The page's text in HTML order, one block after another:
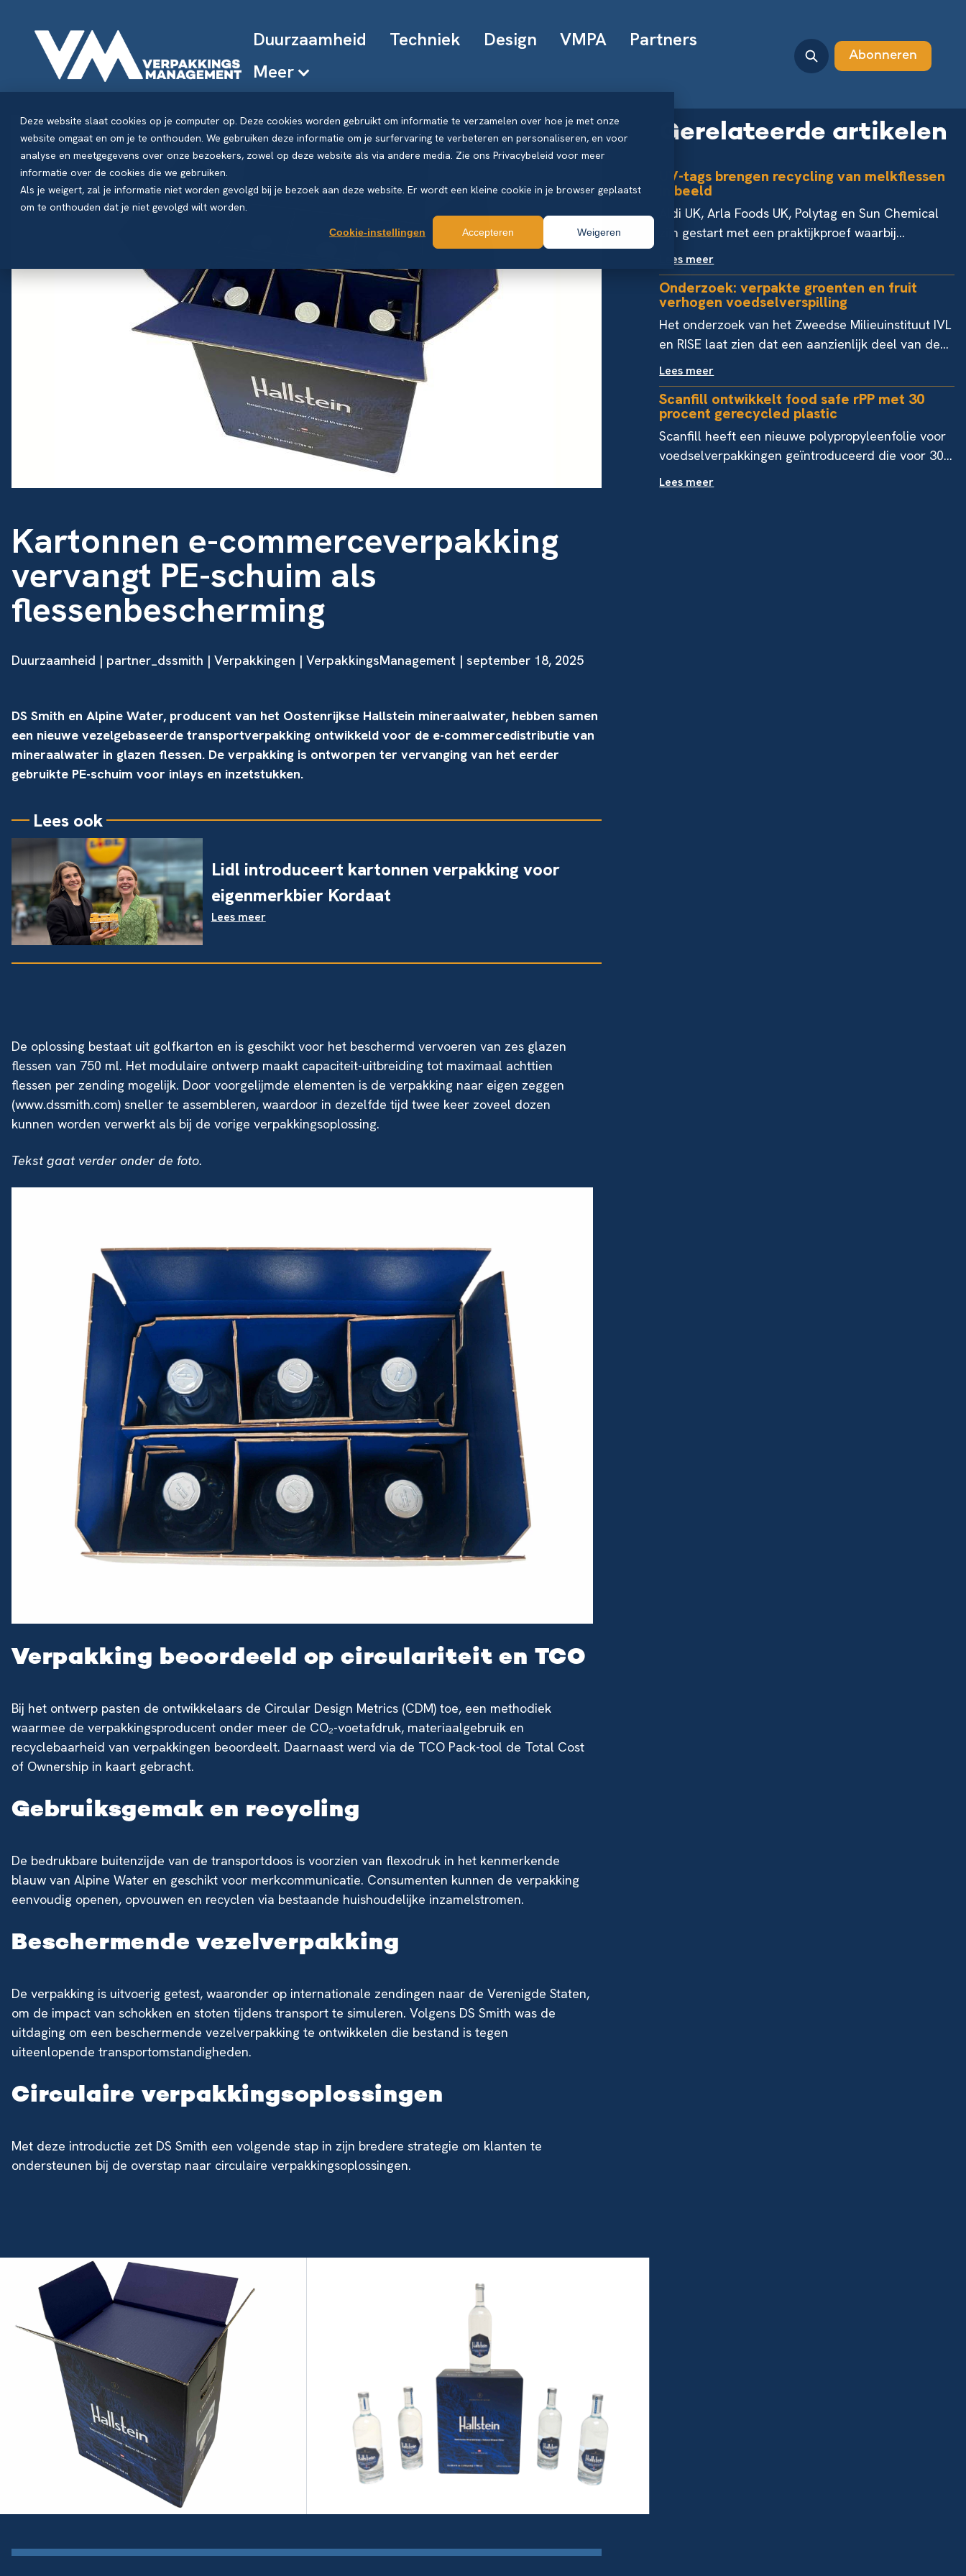
Deze website slaat cookies op je computer op. Deze cookies worden gebruikt om informatie te verzamelen over hoe je met onze
website omgaat en om je te onthouden. We gebruiken deze informatie om je surfervaring te verbeteren en personaliseren, en voor
analyse en meetgegevens over onze bezoekers, zowel op deze website als via andere media. Zie ons Privacybeleid voor meer
informatie over de cookies die we gebruiken.
Als je weigert, zal je informatie niet worden gevolgd bij je bezoek aan deze website. Er wordt een kleine cookie in je browser geplaatst
om te onthouden dat je niet gevolgd wilt worden.
Cookie-instellingen Accepteren Weigeren
Duurzaamheid Techniek Design VMPA
Partners
Meer
Abonneren
Kartonnen e-commerceverpakking
vervangt PE-schuim als
flessenbescherming
Duurzaamheid | partner_dssmith | Verpakkingen | VerpakkingsManagement | september 18, 2025
DS Smith en Alpine Water, producent van het Oostenrijkse Hallstein mineraalwater, hebben samen
een nieuwe vezelgebaseerde transportverpakking ontwikkeld voor de e-commercedistributie van
mineraalwater in glazen flessen. De verpakking is ontworpen ter vervanging van het eerder
gebruikte PE-schuim voor inlays en inzetstukken.
Lidl introduceert kartonnen verpakking voor
eigenmerkbier Kordaat
Lees meer
Lees ook
De oplossing bestaat uit golfkarton en is geschikt voor het beschermd vervoeren van zes glazen
flessen van 750 ml. Het modulaire ontwerp maakt capaciteit-uitbreiding tot maximaal achttien
flessen per zending mogelijk. Door voorgelijmde elementen is de verpakking naar eigen zeggen
(www.dssmith.com) sneller te assembleren, waardoor in dezelfde tijd twee keer zoveel dozen
kunnen worden verwerkt als bij de vorige verpakkingsoplossing.
Tekst gaat verder onder de foto.
Verpakking beoordeeld op circulariteit en TCO
Bij het ontwerp pasten de ontwikkelaars de Circular Design Metrics (CDM) toe, een methodiek
waarmee de verpakkingsproducent onder meer de CO₂-voetafdruk, materiaalgebruik en
recyclebaarheid van verpakkingen beoordeelt. Daarnaast werd via de TCO Pack-tool de Total Cost
of Ownership in kaart gebracht.
Gebruiksgemak en recycling
De bedrukbare buitenzijde van de transportdoos is voorzien van flexodruk in het kenmerkende
blauw van Alpine Water en geschikt voor merkcommunicatie. Consumenten kunnen de verpakking
eenvoudig openen, opvouwen en recyclen via bestaande huishoudelijke inzamelstromen.
Beschermende vezelverpakking
De verpakking is uitvoerig getest, waaronder op internationale zendingen naar de Verenigde Staten,
om de impact van schokken en stoten tijdens transport te simuleren. Volgens DS Smith was de
uitdaging om een beschermende vezelverpakking te ontwikkelen die bestand is tegen
uiteenlopende transportomstandigheden.
Circulaire verpakkingsoplossingen
Met deze introductie zet DS Smith een volgende stap in zijn bredere strategie om klanten te
ondersteunen bij de overstap naar circulaire verpakkingsoplossingen.
Gerelateerde artikelen
UV-tags brengen recycling van melkflessen
in beeld
Aldi UK, Arla Foods UK, Polytag en Sun Chemical
zijn gestart met een praktijkproef waarbij...
Lees meer
Onderzoek: verpakte groenten en fruit
verhogen voedselverspilling
Het onderzoek van het Zweedse Milieuinstituut IVL
en RISE laat zien dat een aanzienlijk deel van de...
Lees meer
Scanfill ontwikkelt food safe rPP met 30
procent gerecycled plastic
Scanfill heeft een nieuwe polypropyleenfolie voor
voedselverpakkingen geïntroduceerd die voor 30...
Lees meer